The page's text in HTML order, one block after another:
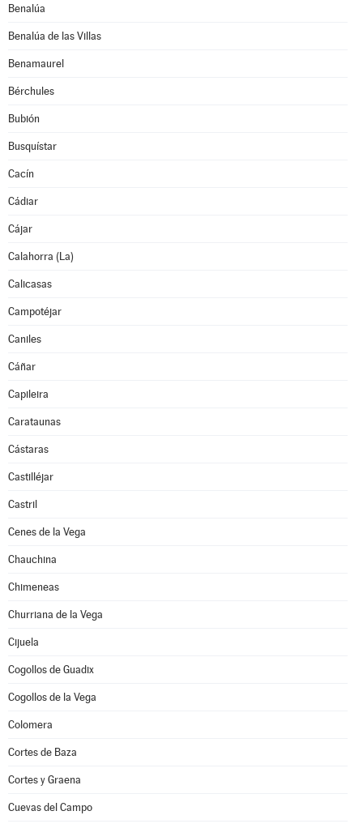
Benalúa
Benalúa de las Villas
Benamaurel
Bérchules
Bubión
Busquístar
Cacín
Cádiar
Cájar
Calahorra (La)
Calicasas
Campotéjar
Caniles
Cáñar
Capileira
Carataunas
Cástaras
Castilléjar
Castril
Cenes de la Vega
Chauchina
Chimeneas
Churriana de la Vega
Cijuela
Cogollos de Guadix
Cogollos de la Vega
Colomera
Cortes de Baza
Cortes y Graena
Cuevas del Campo